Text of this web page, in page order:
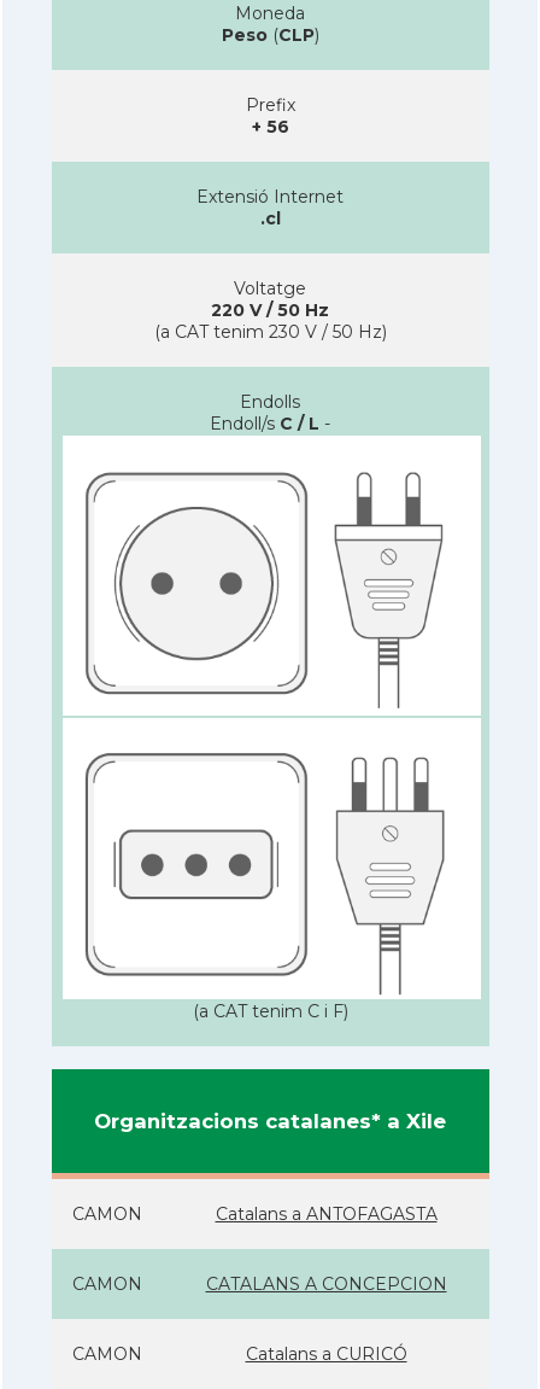
Moneda
Peso(CLP)
Prefix
+ 56
Extensió Internet
.cl
Voltatge
220 V / 50 Hz
(a CAT tenim 230 V / 50 Hz)
Endolls
Endoll/s C / L -
(a CAT tenim C i F)
Organitzacions catalanes* a Xile
CAMON Catalans a ANTOFAGASTA
CAMON CATALANS A CONCEPCION
CAMON Catalans a CURICÓ